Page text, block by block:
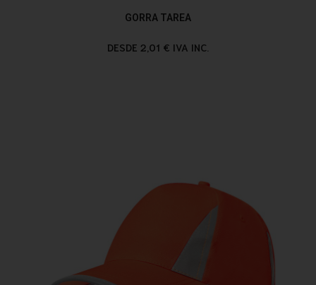
GORRA TAREA
DESDE 2,01 € IVA INC.